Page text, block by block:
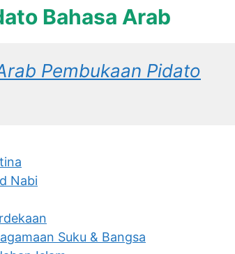
Bahasa Arab
Pembukaan Pidato
Nabi
Suku & Bangsa